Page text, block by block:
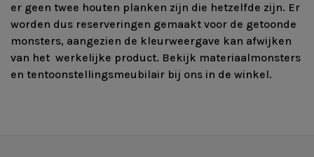
er geen twee houten planken zijn die hetzelfde zijn. Er
worden dus reserveringen gemaakt voor de getoonde
monsters, aangezien de kleurweergave kan afwijken
van het werkelijke product. Bekijk materiaalmonsters
en tentoonstellingsmeubilair bij ons in de winkel.